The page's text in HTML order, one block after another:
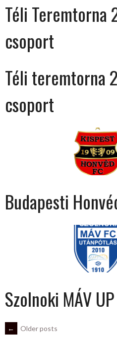
Téli Teremtorna
csoport
Téli teremtorna
csoport
Budapesti
Szolnoki MÁV UP
← Older posts